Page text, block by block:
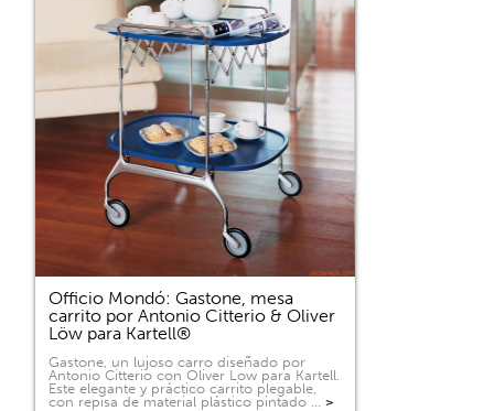
Officio Mondó: Gastone, mesa
carrito por Antonio Citterio & Oliver
Löw para Kartell®
Gastone, un lujoso carro diseñado por
Antonio Citterio con Oliver Low para Kartell.
Este elegante y práctico carrito plegable,
con repisa de material plástico pintado … >